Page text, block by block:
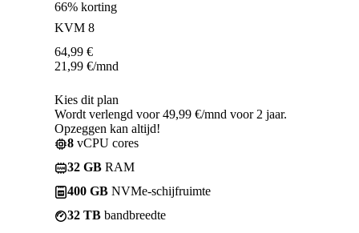
66% korting
KVM 8
64,99 €
21,99 €/mnd
Kies dit plan
Wordt verlengd voor 49,99 €/mnd voor 2 jaar.
Opzeggen kan altijd!
8 vCPU cores
32 GB RAM
400 GB NVMe-schijfruimte
32 TB bandbreedte